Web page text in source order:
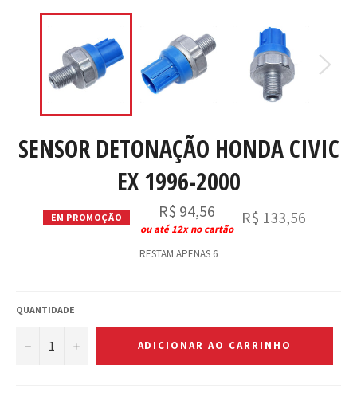
SENSOR DETONAÇÃO HONDA CIVIC
EX 1996-2000
EM PROMOÇÃO R$ 94,56
ou até 12x no cartão
Preço
normal
R$ 133,56
RESTAM APENAS 6
QUANTIDADE
− + ADICIONAR AO CARRINHO